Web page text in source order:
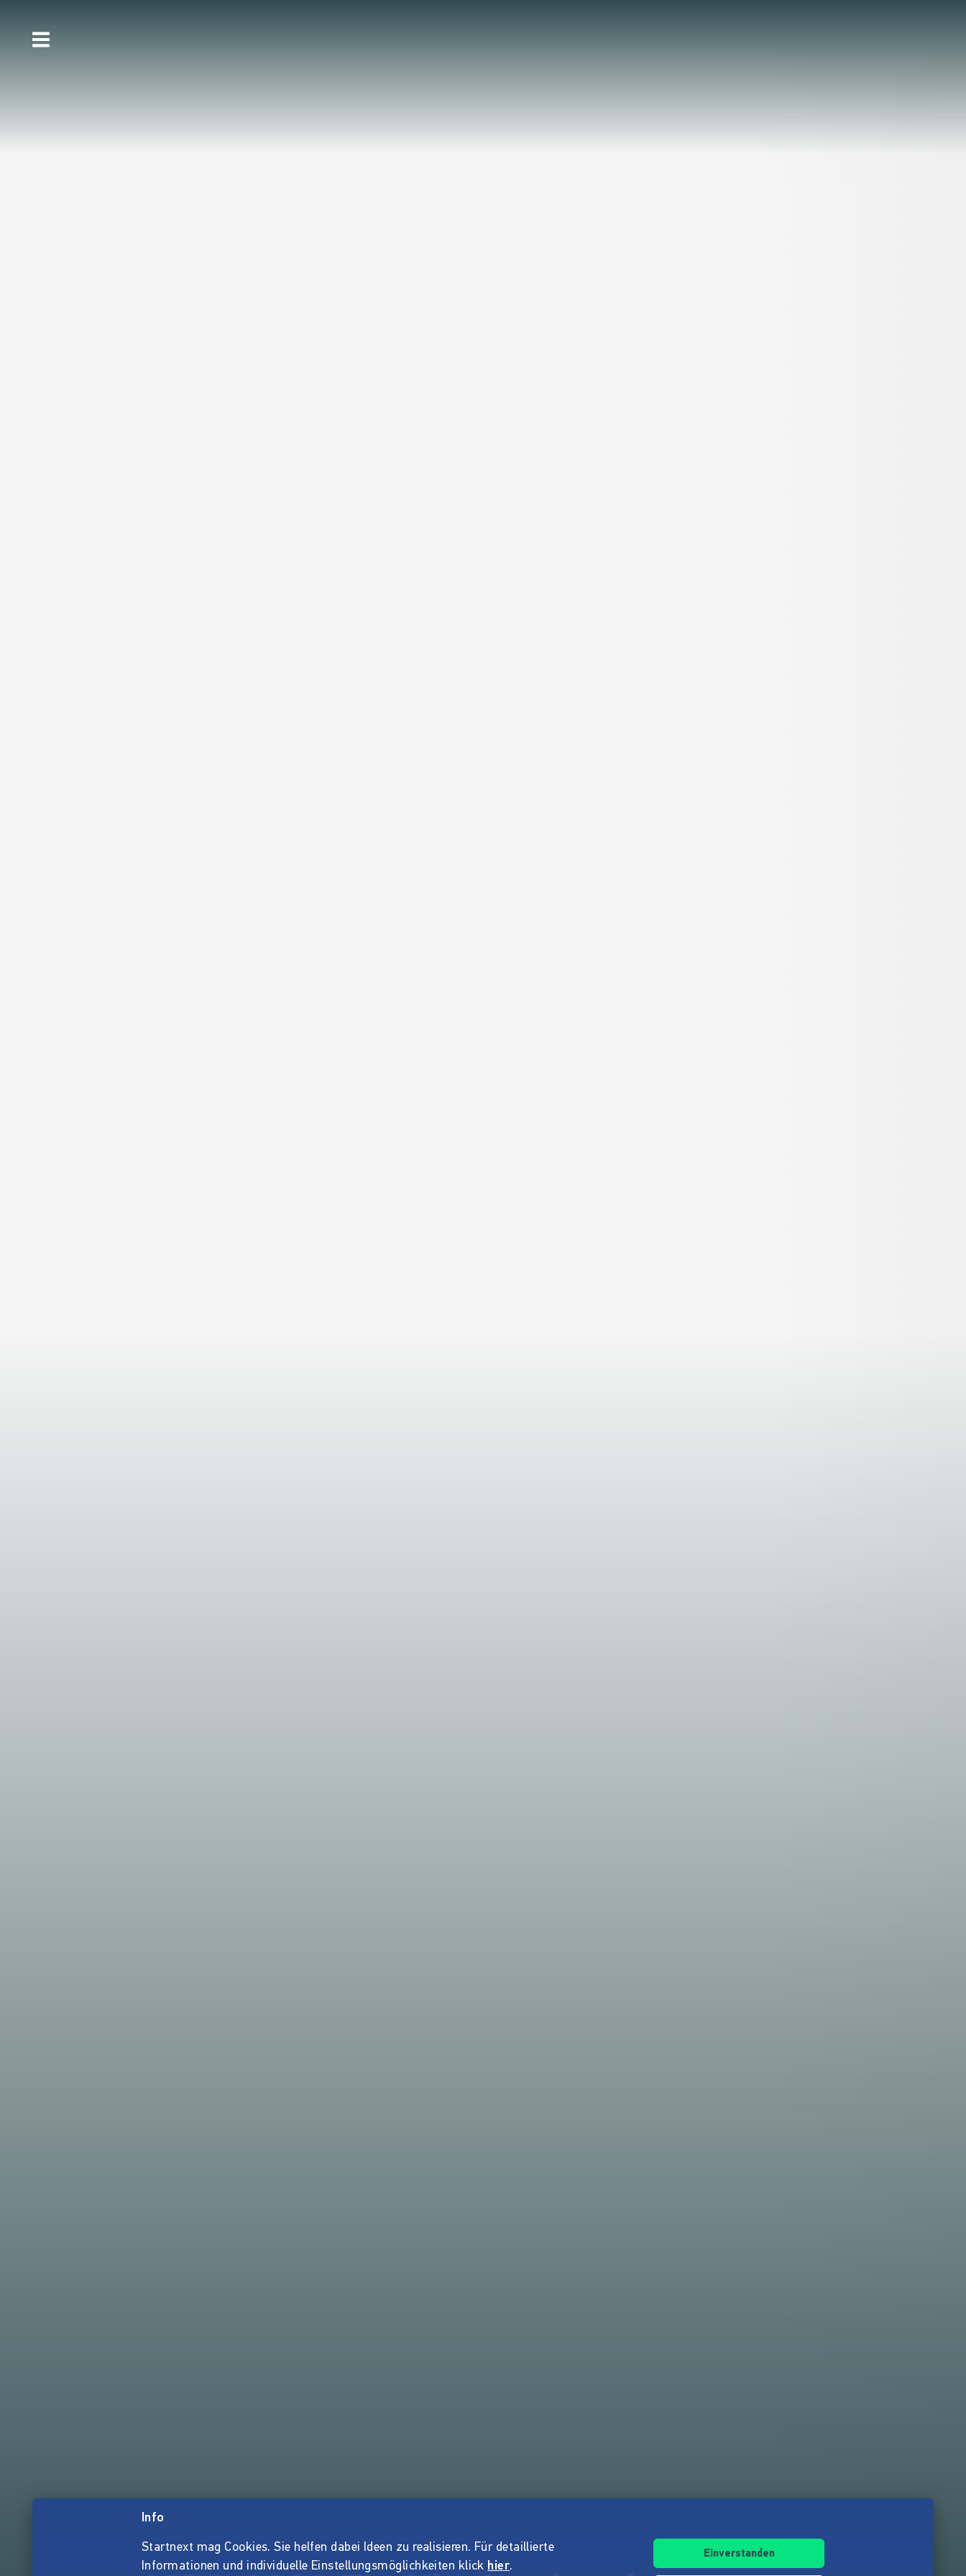
Info
Startnext mag Cookies. Sie helfen dabei Ideen zu realisieren. Für detaillierte
Informationen und individuelle Einstellungsmöglichkeiten klick hier.
Einverstanden